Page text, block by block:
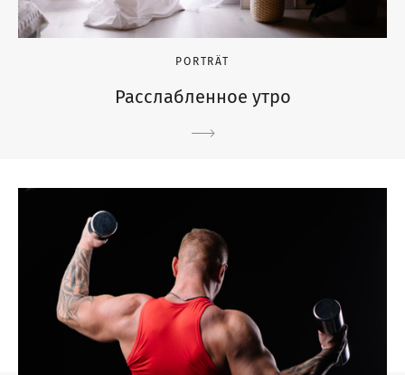
PORTRÄT
Расслабленное утро